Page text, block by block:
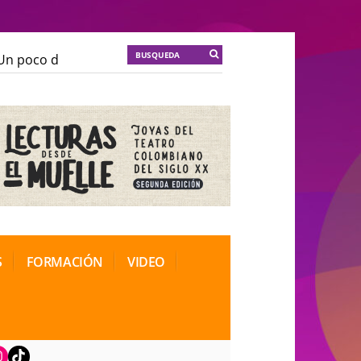
poco de locura para la cordura
Soma
de Teatro Rosa
FORMACIÓN VIDEO
TikTok